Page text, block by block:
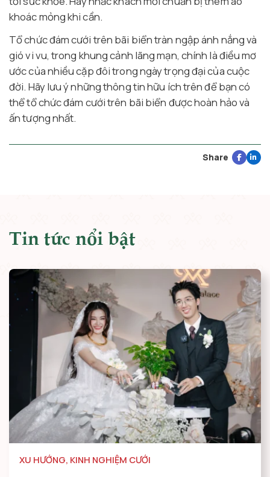
khoác mỏng khi cần.
Tổ chức đám cưới trên bãi biển tràn ngập ánh nắng và
gió vi vu, trong khung cảnh lãng mạn, chính là điều mơ
ước của nhiều cặp đôi trong ngày trọng đại của cuộc
đời. Hãy lưu ý những thông tin hữu ích trên để bạn có
thể tổ chức đám cưới trên bãi biển được hoàn hảo và
ấn tượng nhất.
Share
Tin tức nổi bật
XU HƯỚNG, KINH NGHIỆM CƯỚI